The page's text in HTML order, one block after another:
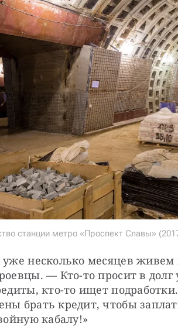
станции метро «Проспект Славы»
несколько месяцев
— Кто-то просит в долг
кто-то ищет
брать кредит, чтобы
кабалу!»